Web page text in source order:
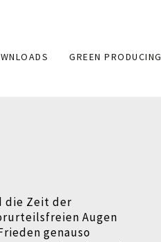
GREEN PRODUCING
die Zeit der
Augen
genauso